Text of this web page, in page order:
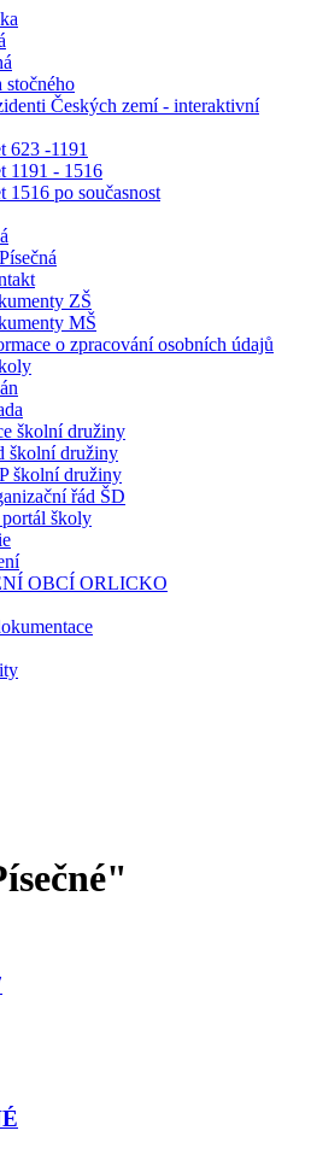
stočného
Českých zemí - interaktivní
623 -1191
1191 - 1516
1516 po současnost
ZŠ
MŠ
o zpracování osobních údajů
školní družiny
školní družiny
školní družiny
řád ŠD
školy
OBCÍ ORLICKO